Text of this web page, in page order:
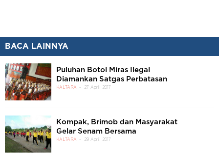
BACA LAINNYA
Puluhan Botol Miras Ilegal
Diamankan Satgas Perbatasan
KALTARA 27 April 2017
Kompak, Brimob dan Masyarakat
Gelar Senam Bersama
KALTARA 29 April 2017